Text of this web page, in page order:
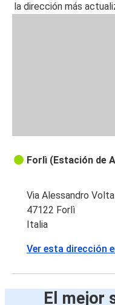
la dirección más
Forlì (Estación de
Via Alessandro
47122 Forlì
Italia
Ver esta dirección
El mejor